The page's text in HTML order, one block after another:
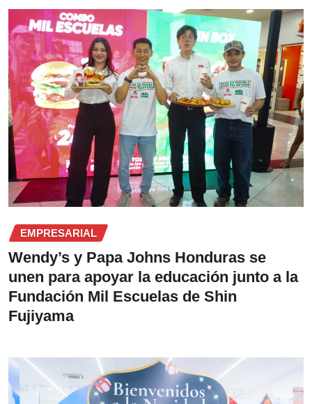
EMPRESARIAL
Wendy’s y Papa Johns Honduras se
unen para apoyar la educación junto a la
Fundación Mil Escuelas de Shin
Fujiyama